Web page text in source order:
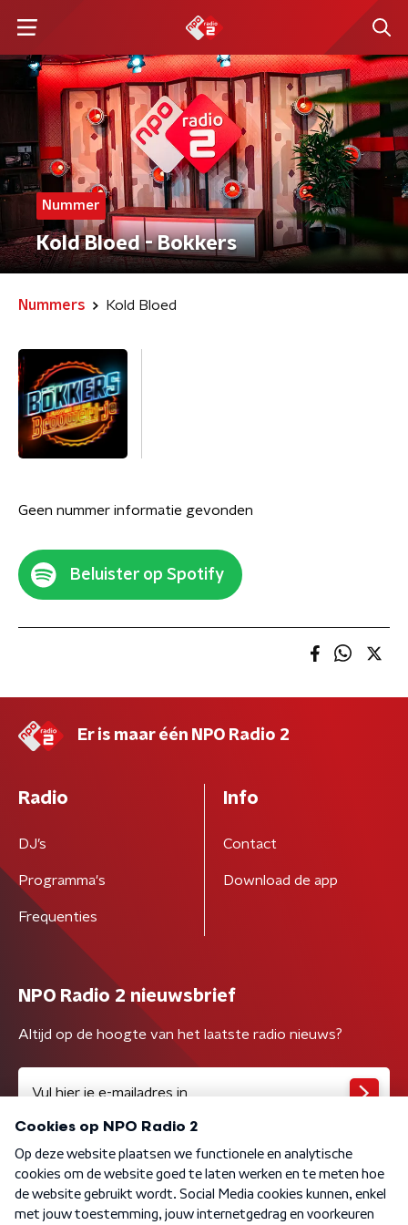
Nummer
Kold Bloed - Bokkers
Nummers Kold Bloed
Geen nummer informatie gevonden
Beluister op Spotify
Er is maar één NPO Radio 2
Radio
DJ’s
Programma's
Frequenties
Info
Contact
Download de app
NPO Radio 2 nieuwsbrief
Altijd op de hoogte van het laatste radio nieuws?
Algemene voorwaarden